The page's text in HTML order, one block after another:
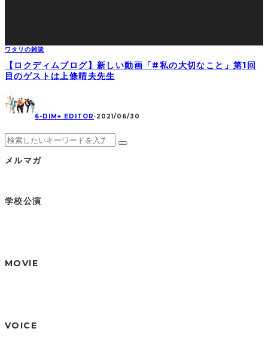
ワタリの雑談
【ロクディムブログ】新しい動画「#私の大切なこと」第1回
目のゲストは上條晴夫先生
6-DIM+ EDITOR ·2021/06/30
メルマガ
学校公演
MOVIE
VOICE